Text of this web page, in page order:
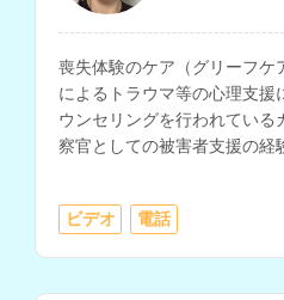
喪失体験のケア（グリーフケ
によるトラウマ等の心理支援
ウンセリングを行われている
察官としての被害者支援の経
ビデオ 電話